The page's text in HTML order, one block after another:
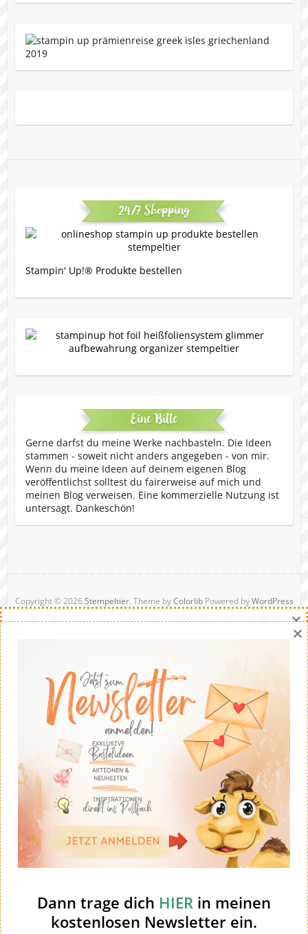
24/7 Shopping
Stampin' Up!® Produkte bestellen
Eine Bitte
Gerne darfst du meine Werke nachbasteln. Die Ideen
stammen - soweit nicht anders angegeben - von mir.
Wenn du meine Ideen auf deinem eigenen Blog
veröffentlichst solltest du fairerweise auf mich und
meinen Blog verweisen. Eine kommerzielle Nutzung ist
untersagt. Dankeschön!
Copyright © 2026Stempeltier. Theme byColorlibPowered byWordPress
×
Dann trage dich HIER in meinen
kostenlosen Newsletter ein.
×